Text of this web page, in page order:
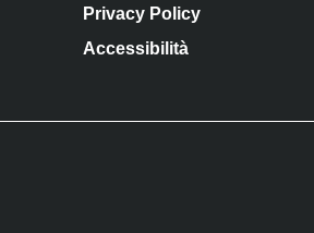
Privacy Policy
Accessibilità